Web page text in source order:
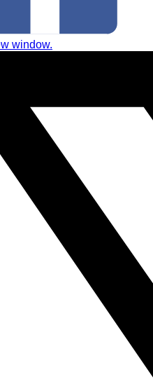
window.